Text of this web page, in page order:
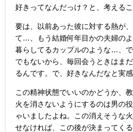
好きってなんだっけ？と、考えるこ
要は、以前あった彼に対する熱が
て…、もう結婚何年目かの夫婦の
暮らしてるカップルのような…、
でもないから、毎回会うときはま
るんです。で、好きなんだなと実感
この精神状態でいいのかどうか、教
火を消さないようにするのは男の
ゃいましたよね。この消えそうな
せなければ、この後が決まってく